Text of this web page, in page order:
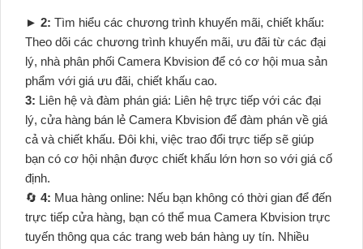
► 2: Tìm hiểu các chương trình khuyến mãi, chiết khấu:
Theo dõi các chương trình khuyến mãi, ưu đãi từ các đại
lý, nhà phân phối Camera Kbvision để có cơ hội mua sản
phẩm với giá ưu đãi, chiết khấu cao.
3: Liên hệ và đàm phán giá: Liên hệ trực tiếp với các đại
lý, cửa hàng bán lẻ Camera Kbvision để đàm phán về giá
cả và chiết khấu. Đôi khi, việc trao đổi trực tiếp sẽ giúp
bạn có cơ hội nhận được chiết khấu lớn hơn so với giá cố
định.
🔄 4: Mua hàng online: Nếu bạn không có thời gian để đến
trực tiếp cửa hàng, bạn có thể mua Camera Kbvision trực
tuyến thông qua các trang web bán hàng uy tín. Nhiều